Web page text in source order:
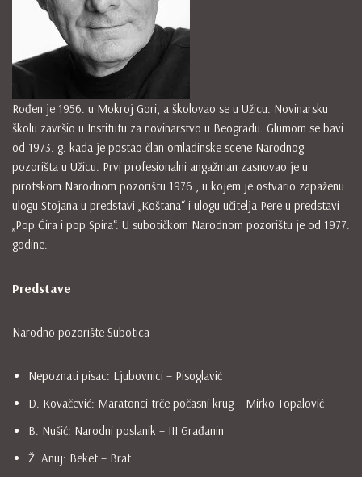
Rođen je 1956. u Mokroj Gori, a školovao se u Užicu. Novinarsku
školu završio u Institutu za novinarstvo u Beogradu. Glumom se bavi
od 1973. g. kada je postao član omladinske scene Narodnog
pozorišta u Užicu. Prvi profesionalni angažman zasnovao je u
pirotskom Narodnom pozorištu 1976., u kojem je ostvario zapaženu
ulogu Stojana u predstavi „Koštana“ i ulogu učitelja Pere u predstavi
„Pop Ćira i pop Spira“. U subotičkom Narodnom pozorištu je od 1977.
godine.
Predstave
Narodno pozorište Subotica
Nepoznati pisac: Ljubovnici – Pisoglavić
D. Kovačević: Maratonci trče počasni krug – Mirko Topalović
B. Nušić: Narodni poslanik – III Građanin
Ž. Anuj: Beket – Brat